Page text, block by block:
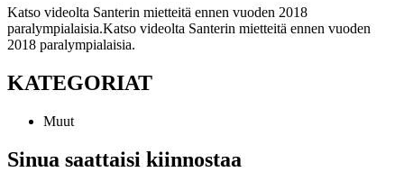
Katso videolta Santerin mietteitä ennen vuoden 2018
paralympialaisia.Katso videolta Santerin mietteitä ennen vuoden
2018 paralympialaisia.
KATEGORIAT
Muut
Sinua saattaisi kiinnostaa